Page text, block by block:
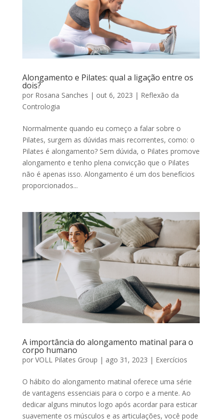
Alongamento e Pilates: qual a ligação entre os
dois?
por Rosana Sanches | out 6, 2023 | Reflexão da
Contrologia
Normalmente quando eu começo a falar sobre o
Pilates, surgem as dúvidas mais recorrentes, como: o
Pilates é alongamento? Sem dúvida, o Pilates promove
alongamento e tenho plena convicção que o Pilates
não é apenas isso. Alongamento é um dos benefícios
proporcionados...
A importância do alongamento matinal para o
corpo humano
por VOLL Pilates Group | ago 31, 2023 | Exercícios
O hábito do alongamento matinal oferece uma série
de vantagens essenciais para o corpo e a mente. Ao
dedicar alguns minutos logo após acordar para esticar
suavemente os músculos e as articulações, você pode